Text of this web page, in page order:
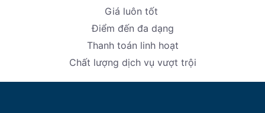
Giá luôn tốt
Điểm đến đa dạng
Thanh toán linh hoạt
Chất lượng dịch vụ vượt trội